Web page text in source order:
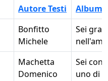
Autore Testi
Album
Bonfitto
Michele
Sei
Machetta
Domenico
Sei con
uno di